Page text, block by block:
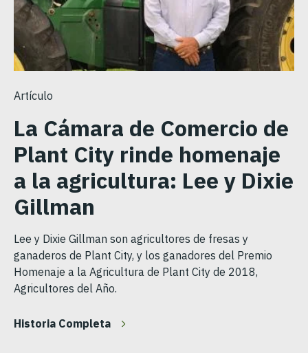
Artículo
La Cámara de Comercio de
Plant City rinde homenaje
a la agricultura: Lee y Dixie
Gillman
Lee y Dixie Gillman son agricultores de fresas y
ganaderos de Plant City, y los ganadores del Premio
Homenaje a la Agricultura de Plant City de 2018,
Agricultores del Año.
Historia Completa